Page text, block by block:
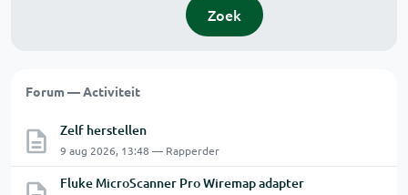
Zoek
Forum — Activiteit
Zelf herstellen
9 aug 2026, 13:48 — Rapperder
Fluke MicroScanner Pro Wiremap adapter